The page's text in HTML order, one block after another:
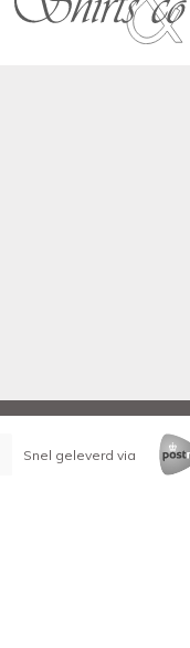
Snel geleverd via